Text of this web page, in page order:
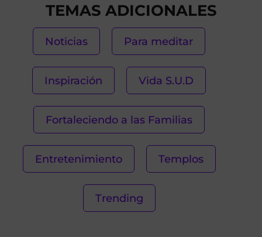
TEMAS ADICIONALES
Noticias Para meditar
Inspiración Vida S.U.D
Fortaleciendo a las Familias
Entretenimiento Templos
Trending